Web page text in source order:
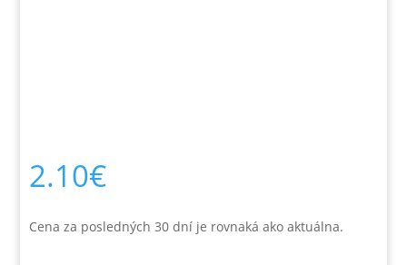
2.10€
Cena za posledných 30 dní je rovnaká ako aktuálna.